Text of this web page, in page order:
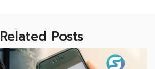
Related Posts